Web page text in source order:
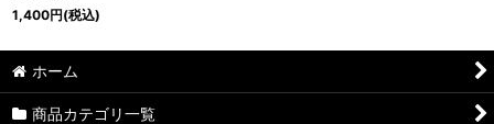
1,400円(税込)
ホーム
商品カテゴリ一覧